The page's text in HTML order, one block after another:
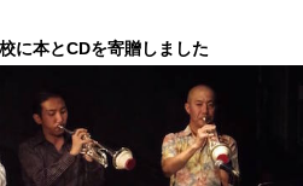
に本とCDを寄贈しました